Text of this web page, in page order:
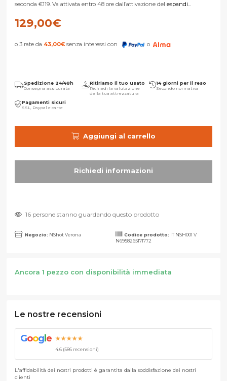
seconda €119. Va attivata entro 48 ore dall’attivazione del espandi...
129,00€
o 3 rate da 43,00€ senza interessi con o
Spedizione 24/48h
Consegna assicurata
Ritiriamo il tuo usato
Richiedi la valutazione
della tua attrezzatura
14 giorni per il reso
Secondo normativa
Pagamenti sicuri
SSL, Paypal e carte
Aggiungi al carrello
16 persone stanno guardando questo prodotto
Negozio: NShot Verona Codice prodotto: IT NSH001 V
N6958265171772
Ancora 1 pezzo con disponibilità immediata
Le nostre recensioni
Goog e ★★★★★
4.6 (586 recensioni)
L'affidabilità dei nostri prodotti è garantita dalla soddisfazione dei nostri
clienti